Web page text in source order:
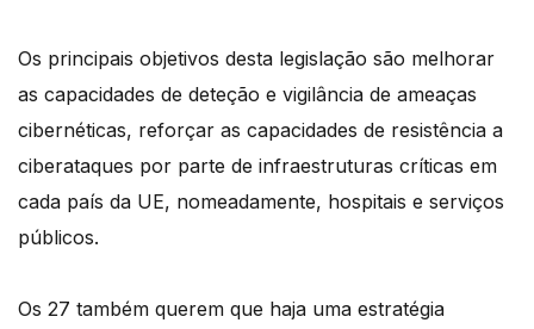
Os principais objetivos desta legislação são melhorar
as capacidades de deteção e vigilância de ameaças
cibernéticas, reforçar as capacidades de resistência a
ciberataques por parte de infraestruturas críticas em
cada país da UE, nomeadamente, hospitais e serviços
públicos.
Os 27 também querem que haja uma estratégia